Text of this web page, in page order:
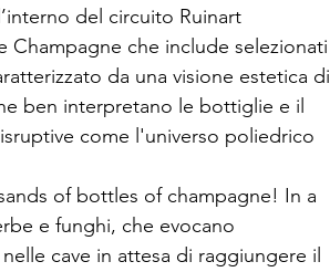
del circuito Ruinart
Champagne che include selezionati
da una visione estetica di
ben interpretano le bottiglie e il
come l'universo poliedrico
of bottles of champagne! In a
e funghi, che evocano
cave in attesa di raggiungere il